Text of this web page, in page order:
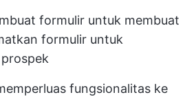
formulir untuk membuat
formulir untuk
fungsionalitas ke